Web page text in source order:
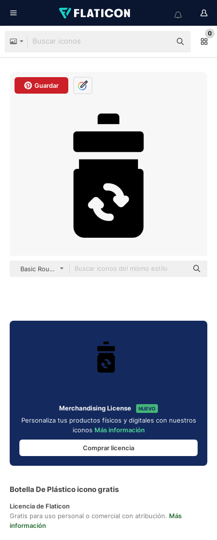
0
Guardar
Basic Rounded Filled
Merchandising License NUEVO
Personaliza tus productos físicos y digitales con nuestros
iconos Más información
Comprar licencia
Botella De Plástico icono gratis
Licencia de Flaticon
Gratis para uso personal o comercial con atribución. Más
información